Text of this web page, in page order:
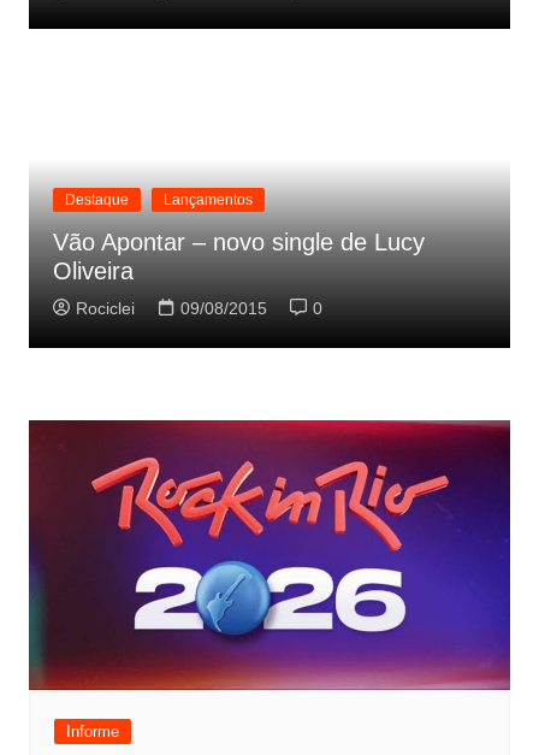
Destaque Lançamentos
Vão Apontar – novo single de Lucy
Oliveira
Rociclei 09/08/2015 0
Informe